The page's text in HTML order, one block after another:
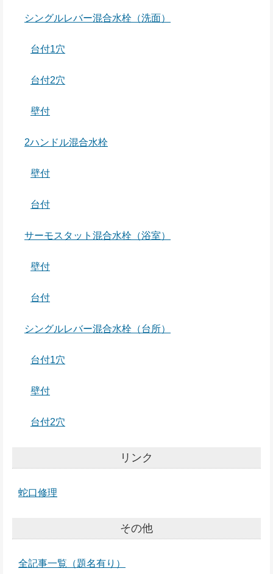
シングルレバー混合水栓（洗面）
台付1穴
台付2穴
壁付
2ハンドル混合水栓
壁付
台付
サーモスタット混合水栓（浴室）
壁付
台付
シングルレバー混合水栓（台所）
台付1穴
壁付
台付2穴
リンク
蛇口修理
その他
全記事一覧（題名有り）